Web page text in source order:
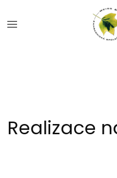
Skip to main content
Realizace